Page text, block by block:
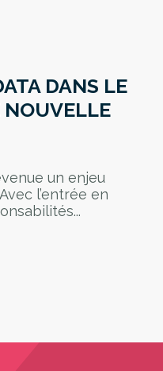
DANS LE
un enjeu
l’entrée en